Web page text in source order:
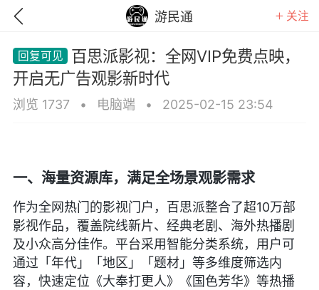
游民通 关注
GTA6 RDR2 逃离塔科夫
百思派影视：全网VIP免费点映，
开启无广告观影新时代
浏览 1737 • 电脑端 • 2025-02-15 23:54
一、海量资源库，满足全场景观影需求
作为全网热门的影视门户，百思派整合了超10万部
影视作品，覆盖院线新片、经典老剧、海外热播剧
及小众高分佳作。平台采用智能分类系统，用户可
通过「年代」「地区」「题材」等多维度筛选内
容，快速定位《大奉打更人》《国色芳华》等热播